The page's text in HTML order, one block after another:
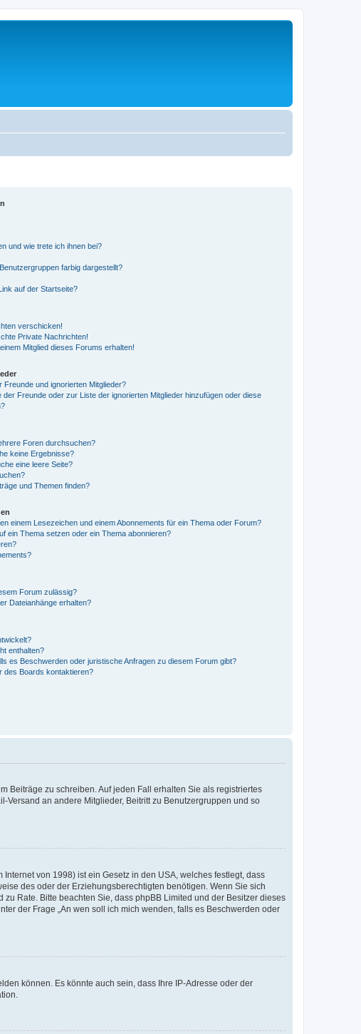
und wie trete ich ihnen bei?
farbig dargestellt?
auf der Startseite?
verschicken!
Private Nachrichten!
Mitglied dieses Forums erhalten!
Freunde und ignorierten Mitglieder?
der Freunde oder zur Liste der ignorierten Mitglieder hinzufügen oder diese
Foren durchsuchen?
keine Ergebnisse?
eine leere Seite?
und Themen finden?
einem Lesezeichen und einem Abonnements für ein Thema oder Forum?
ein Thema setzen oder ein Thema abonnieren?
Forum zulässig?
Dateianhänge erhalten?
enthalten?
es Beschwerden oder juristische Anfragen zu diesem Forum gibt?
des Boards kontaktieren?
Beiträge zu schreiben. Auf jeden Fall erhalten Sie als registriertes
Versand an andere Mitglieder, Beitritt zu Benutzergruppen und so
von 1998) ist ein Gesetz in den USA, welches festlegt, dass
des oder der Erziehungsberechtigten benötigen. Wenn Sie sich
Rate. Bitte beachten Sie, dass phpBB Limited und der Besitzer dieses
der Frage „An wen soll ich mich wenden, falls es Beschwerden oder
können. Es könnte auch sein, dass Ihre IP-Adresse oder der